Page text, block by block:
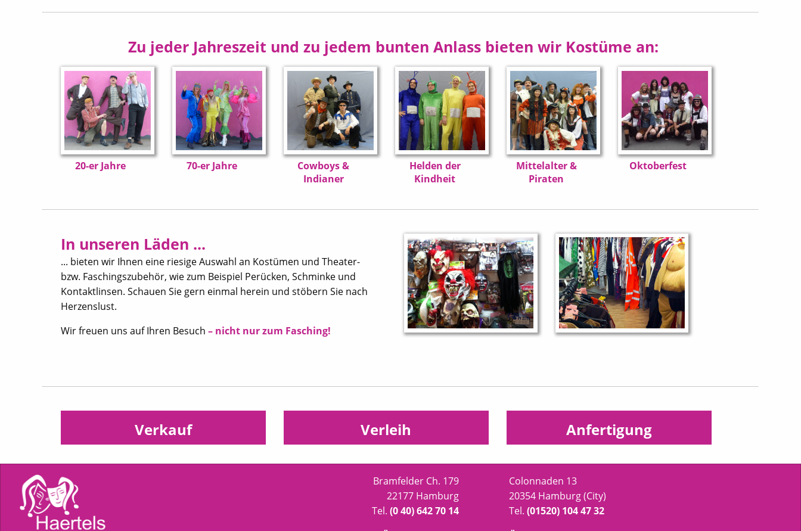
Zu jeder Jahreszeit und zu jedem bunten Anlass bieten wir Kostüme an:
20-er Jahre 70-er Jahre
Cowboys &
Indianer
Helden der
Kindheit
Mittelalter &
Piraten
Oktoberfest
In unseren Läden ...
... bieten wir Ihnen eine riesige Auswahl an Kostümen und Theater-
bzw. Faschingszubehör, wie zum Beispiel Perücken, Schminke und
Kontaktlinsen. Schauen Sie gern einmal herein und stöbern Sie nach
Herzenslust.
Wir freuen uns auf Ihren Besuch – nicht nur zum Fasching!
Verkauf Verleih Anfertigung
Bramfelder Ch. 179
22177 Hamburg
Tel. (0 40) 642 70 14
Colonnaden 13
20354 Hamburg (City)
Tel. (01520) 104 47 32